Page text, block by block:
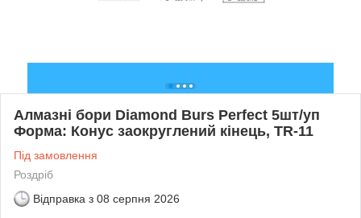
Алмазні бори Diamond Burs Perfect 5шт/уп
Форма: Конус заокруглений кінець, TR-11
Під замовлення
Роздріб
Відправка з 08 серпня 2026